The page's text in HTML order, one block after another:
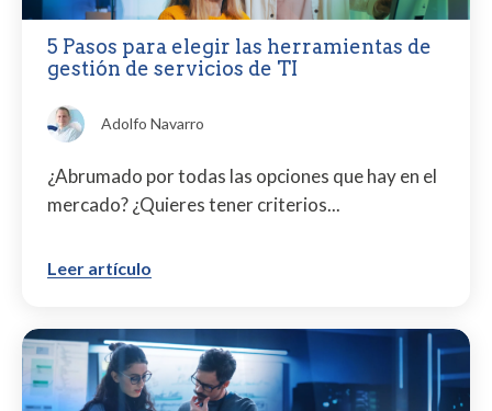
5 Pasos para elegir las herramientas de
gestión de servicios de TI
Adolfo Navarro
¿Abrumado por todas las opciones que hay en el
mercado? ¿Quieres tener criterios...
Leer artículo